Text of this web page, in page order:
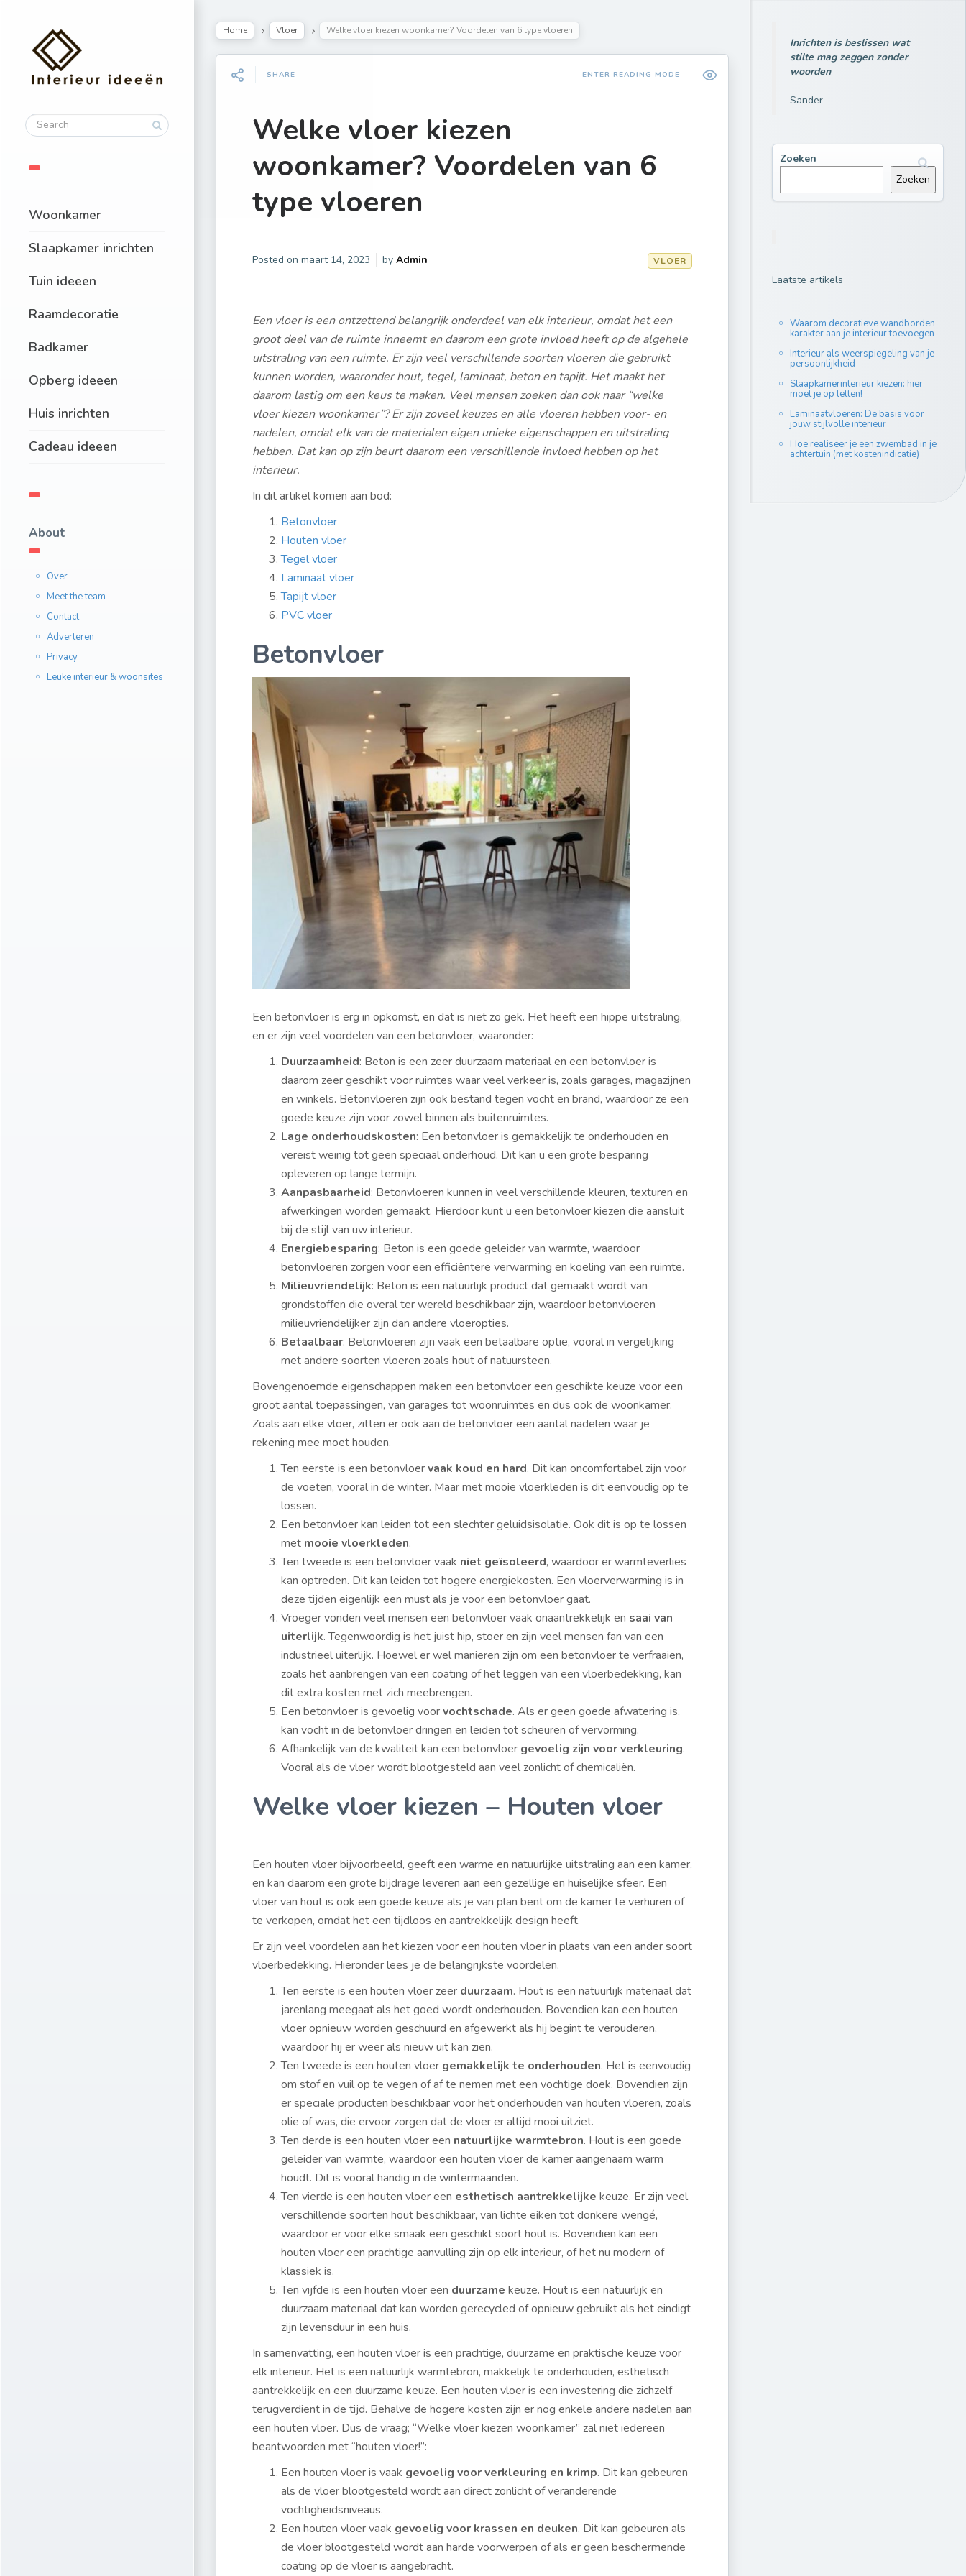
Woonkamer
Slaapkamer inrichten
Tuin ideeen
Raamdecoratie
Badkamer
Opberg ideeen
Huis inrichten
Cadeau ideeen
About
Over
Meet the team
Contact
Adverteren
Privacy
Leuke interieur & woonsites
Home Vloer Welke vloer kiezen woonkamer? Voordelen van 6 type vloeren
SHARE ENTER READING MODE
Welke vloer kiezen
woonkamer? Voordelen van 6
type vloeren
Posted on maart 14, 2023 by Admin VLOER
Een vloer is een ontzettend belangrijk onderdeel van elk interieur, omdat het een
groot deel van de ruimte inneemt en daarom een grote invloed heeft op de algehele
uitstraling van een ruimte. Er zijn veel verschillende soorten vloeren die gebruikt
kunnen worden, waaronder hout, tegel, laminaat, beton en tapijt. Het maakt het
daarom lastig om een keus te maken. Veel mensen zoeken dan ook naar “welke
vloer kiezen woonkamer”? Er zijn zoveel keuzes en alle vloeren hebben voor- en
nadelen, omdat elk van de materialen eigen unieke eigenschappen en uitstraling
hebben. Dat kan op zijn beurt daarom een verschillende invloed hebben op het
interieur.
In dit artikel komen aan bod:
Betonvloer
Houten vloer
Tegel vloer
Laminaat vloer
Tapijt vloer
PVC vloer
Betonvloer
Een betonvloer is erg in opkomst, en dat is niet zo gek. Het heeft een hippe uitstraling,
en er zijn veel voordelen van een betonvloer, waaronder:
Duurzaamheid: Beton is een zeer duurzaam materiaal en een betonvloer is
daarom zeer geschikt voor ruimtes waar veel verkeer is, zoals garages, magazijnen
en winkels. Betonvloeren zijn ook bestand tegen vocht en brand, waardoor ze een
goede keuze zijn voor zowel binnen als buitenruimtes.
Lage onderhoudskosten: Een betonvloer is gemakkelijk te onderhouden en
vereist weinig tot geen speciaal onderhoud. Dit kan u een grote besparing
opleveren op lange termijn.
Aanpasbaarheid: Betonvloeren kunnen in veel verschillende kleuren, texturen en
afwerkingen worden gemaakt. Hierdoor kunt u een betonvloer kiezen die aansluit
bij de stijl van uw interieur.
Energiebesparing: Beton is een goede geleider van warmte, waardoor
betonvloeren zorgen voor een efficiëntere verwarming en koeling van een ruimte.
Milieuvriendelijk: Beton is een natuurlijk product dat gemaakt wordt van
grondstoffen die overal ter wereld beschikbaar zijn, waardoor betonvloeren
milieuvriendelijker zijn dan andere vloeropties.
Betaalbaar: Betonvloeren zijn vaak een betaalbare optie, vooral in vergelijking
met andere soorten vloeren zoals hout of natuursteen.
Bovengenoemde eigenschappen maken een betonvloer een geschikte keuze voor een
groot aantal toepassingen, van garages tot woonruimtes en dus ook de woonkamer.
Zoals aan elke vloer, zitten er ook aan de betonvloer een aantal nadelen waar je
rekening mee moet houden.
Ten eerste is een betonvloervaak koud en hard. Dit kan oncomfortabel zijn voor
de voeten, vooral in de winter. Maar met mooie vloerkleden is dit eenvoudig op te
lossen.
Een betonvloer kan leiden tot een slechter geluidsisolatie. Ook dit is op te lossen
met mooie vloerkleden.
Ten tweede is een betonvloer vaak niet geïsoleerd, waardoor er warmteverlies
kan optreden. Dit kan leiden tot hogere energiekosten. Een vloerverwarming is in
deze tijden eigenlijk een must als je voor een betonvloer gaat.
Vroeger vonden veel mensen een betonvloer vaak onaantrekkelijk en saai van
uiterlijk. Tegenwoordig is het juist hip, stoer en zijn veel mensen fan van een
industrieel uiterlijk. Hoewel er wel manieren zijn om een betonvloer te verfraaien,
zoals het aanbrengen van een coating of het leggen van een vloerbedekking, kan
dit extra kosten met zich meebrengen.
Een betonvloer is gevoelig voorvochtschade. Als er geen goede afwatering is,
kan vocht in de betonvloer dringen en leiden tot scheuren of vervorming.
Afhankelijk van de kwaliteit kan een betonvloer gevoelig zijn voor verkleuring.
Vooral als de vloer wordt blootgesteld aan veel zonlicht of chemicaliën.
Welke vloer kiezen – Houten vloer
Een houten vloer bijvoorbeeld, geeft een warme en natuurlijke uitstraling aan een kamer,
en kan daarom een grote bijdrage leveren aan een gezellige en huiselijke sfeer. Een
vloer van hout is ook een goede keuze als je van plan bent om de kamer te verhuren of
te verkopen, omdat het een tijdloos en aantrekkelijk design heeft.
Er zijn veel voordelen aan het kiezen voor een houten vloer in plaats van een ander soort
vloerbedekking. Hieronder lees je de belangrijkste voordelen.
Ten eerste is een houten vloer zeer duurzaam. Hout is een natuurlijk materiaal dat
jarenlang meegaat als het goed wordt onderhouden. Bovendien kan een houten
vloer opnieuw worden geschuurd en afgewerkt als hij begint te verouderen,
waardoor hij er weer als nieuw uit kan zien.
Ten tweede is een houten vloer gemakkelijk te onderhouden. Het is eenvoudig
om stof en vuil op te vegen of af te nemen met een vochtige doek. Bovendien zijn
er speciale producten beschikbaar voor het onderhouden van houten vloeren, zoals
olie of was, die ervoor zorgen dat de vloer er altijd mooi uitziet.
Ten derde is een houten vloer een natuurlijke warmtebron. Hout is een goede
geleider van warmte, waardoor een houten vloer de kamer aangenaam warm
houdt. Dit is vooral handig in de wintermaanden.
Ten vierde is een houten vloer een esthetisch aantrekkelijke keuze. Er zijn veel
verschillende soorten hout beschikbaar, van lichte eiken tot donkere wengé,
waardoor er voor elke smaak een geschikt soort hout is. Bovendien kan een
houten vloer een prachtige aanvulling zijn op elk interieur, of het nu modern of
klassiek is.
Ten vijfde is een houten vloer een duurzame keuze. Hout is een natuurlijk en
duurzaam materiaal dat kan worden gerecycled of opnieuw gebruikt als het eindigt
zijn levensduur in een huis.
In samenvatting, een houten vloer is een prachtige, duurzame en praktische keuze voor
elk interieur. Het is een natuurlijk warmtebron, makkelijk te onderhouden, esthetisch
aantrekkelijk en een duurzame keuze. Een houten vloer is een investering die zichzelf
terugverdient in de tijd. Behalve de hogere kosten zijn er nog enkele andere nadelen aan
een houten vloer. Dus de vraag; “Welke vloer kiezen woonkamer” zal niet iedereen
beantwoorden met “houten vloer!”:
Een houten vloer is vaak gevoelig voor verkleuring en krimp. Dit kan gebeuren
als de vloer blootgesteld wordt aan direct zonlicht of veranderende
vochtigheidsniveaus.
Een houten vloer vaak gevoelig voor krassen en deuken. Dit kan gebeuren als
de vloer blootgesteld wordt aan harde voorwerpen of als er geen beschermende
coating op de vloer is aangebracht.
Inrichten is beslissen wat
stilte mag zeggen zonder
woorden
Sander
Zoeken
Zoeken
Laatste artikels
Waarom decoratieve wandborden
karakter aan je interieur toevoegen
Interieur als weerspiegeling van je
persoonlijkheid
Slaapkamerinterieur kiezen: hier
moet je op letten!
Laminaatvloeren: De basis voor
jouw stijlvolle interieur
Hoe realiseer je een zwembad in je
achtertuin (met kostenindicatie)